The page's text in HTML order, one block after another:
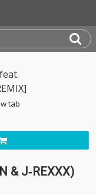
tab
& J‐REXXX)